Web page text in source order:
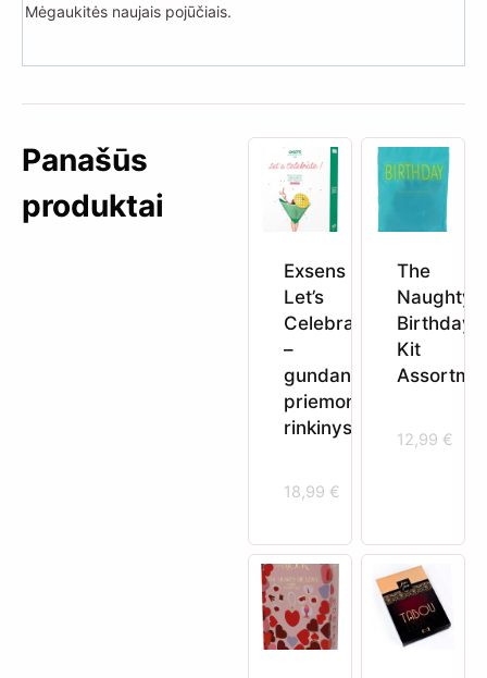
Mėgaukitės naujais pojūčiais.
Panašūs
produktai
Exsens
Let’s
Celebrate!
–
gundančių
priemonių
rinkinys
18,99 €
The
Naughty
Birthday
Kit
12,99 €